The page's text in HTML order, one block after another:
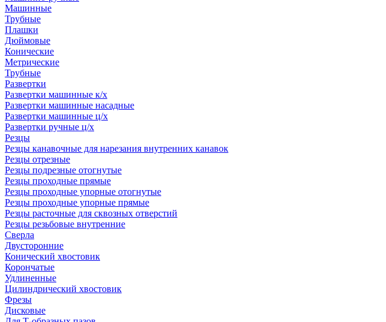
Машинные
Трубные
Плашки
Дюймовые
Конические
Метрические
Трубные
Развертки
Развертки машинные к/х
Развертки машинные насадные
Развертки машинные ц/х
Развертки ручные ц/х
Резцы
Резцы канавочные для нарезания внутренних канавок
Резцы отрезные
Резцы подрезные отогнутые
Резцы проходные прямые
Резцы проходные упорные отогнутые
Резцы проходные упорные прямые
Резцы расточные для сквозных отверстий
Резцы резьбовые внутренние
Сверла
Двусторонние
Конический хвостовик
Корончатые
Удлиненные
Цилиндрический хвостовик
Фрезы
Дисковые